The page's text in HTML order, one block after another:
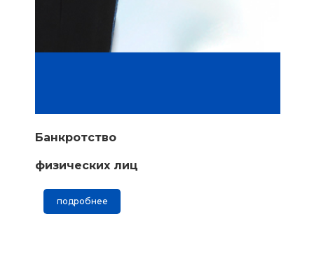
Банкротство
физических лиц
подробнее